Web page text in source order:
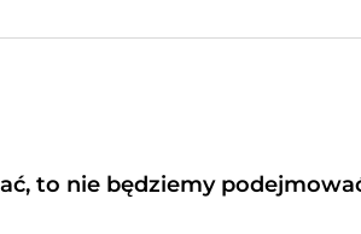
to nie będziemy